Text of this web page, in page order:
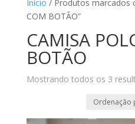
Início / Produtos marcados
COM BOTÃO”
CAMISA
BOTÃO
Mostrando todos os 3